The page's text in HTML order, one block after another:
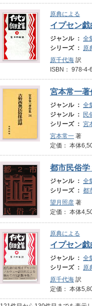
原典による
イプセン
ジャンル ： 全
シリーズ ： 原
原千代海 訳
ISBN： 978-
宮本常一
ジャンル ： 全
ジャンル ：
民
シリーズ ： 宮
宮本常一 著
定価： 本体
都市民俗
ジャンル ： 全
シリーズ ： 都
望月照彦 著
定価： 本体
原典による
イプセン
ジャンル ： 全
シリーズ ： 原
原千代海 訳
定価： 本体